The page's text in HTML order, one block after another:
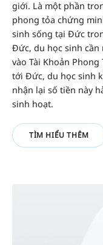
giới. Là một phần
phong tỏa chứng
sinh sống tại Đức
Đức, du học sinh
vào Tài Khoản
tới Đức, du học sinh
nhận lại số tiền này
sinh hoạt.
TÌM HIỂU THÊM